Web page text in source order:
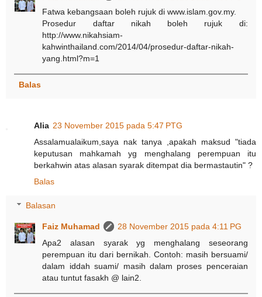
Fatwa kebangsaan boleh rujuk di www.islam.gov.my.
Prosedur daftar nikah boleh rujuk di:
http://www.nikahsiam-
kahwinthailand.com/2014/04/prosedur-daftar-nikah-
yang.html?m=1
Balas
Alia 23 November 2015 pada 5:47 PTG
Assalamualaikum,saya nak tanya ,apakah maksud "tiada
keputusan mahkamah yg menghalang perempuan itu
berkahwin atas alasan syarak ditempat dia bermastautin" ?
Balas
Balasan
Faiz Muhamad
28 November 2015 pada 4:11 PG
Apa2 alasan syarak yg menghalang seseorang
perempuan itu dari bernikah. Contoh: masih bersuami/
dalam iddah suami/ masih dalam proses penceraian
atau tuntut fasakh @ lain2.